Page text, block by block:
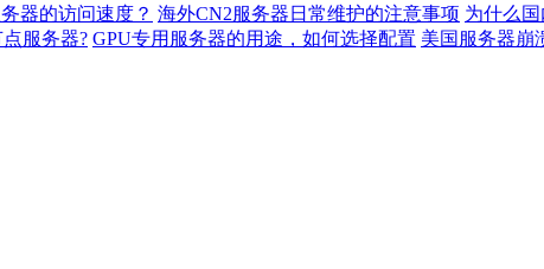
器的访问速度？ 海外CN2服务器日常维护的注意事项 为什么
服务器? GPU专用服务器的用途，如何选择配置 美国服务器崩